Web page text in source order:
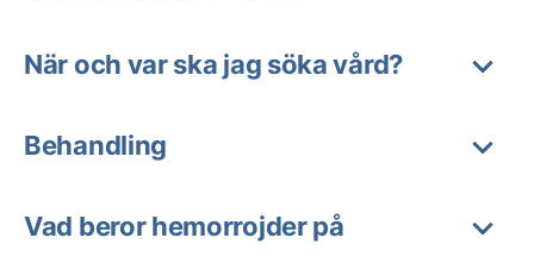
När och var ska jag söka vård?
Behandling
Vad beror hemorrojder på